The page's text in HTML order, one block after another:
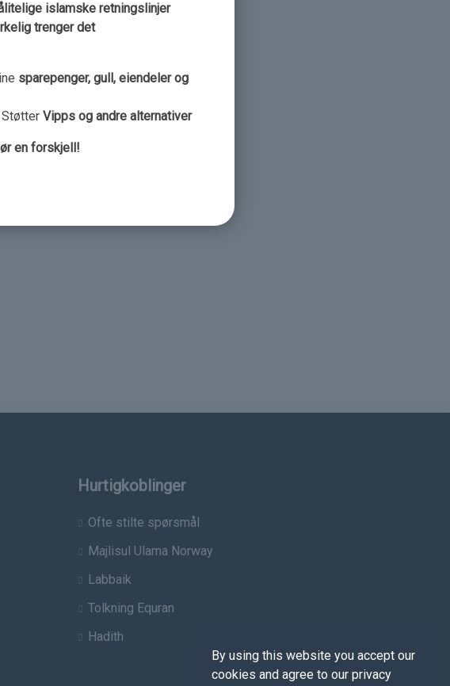
islamske retningslinjer
trenger det
sparepenger, gull, eiendeler og
Vipps og andre alternativer
en forskjell!
Hurtigkoblinger
Ofte stilte spørsmål
Majlisul Ulama Norway
Labbaik
Tolkning Equran
Hadith
By using this website you accept our
cookies and agree to our privacy